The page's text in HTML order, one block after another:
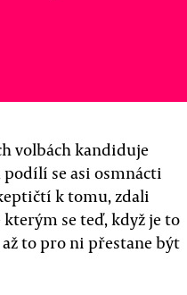
volbách kandiduje
podílí se asi osmnácti
k tomu, zdali
kterým se teď, když je to
to pro ni přestane být